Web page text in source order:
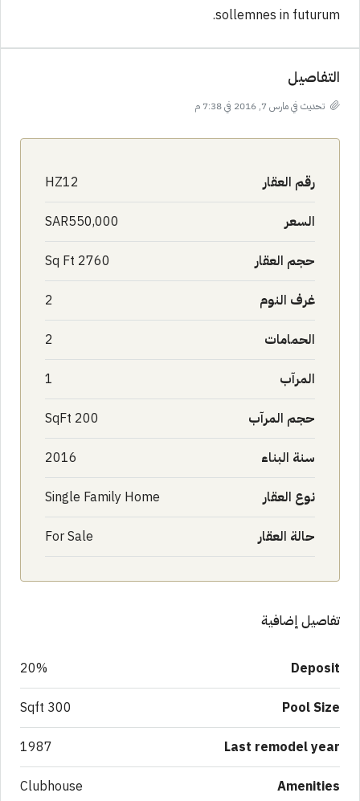
sollemnes in futurum.
التفاصيل
تحديث في مارس 7, 2016 في 7:38 م
رقم العقار HZ12
السعر SAR550,000
حجم العقار 2760 Sq Ft
غرف النوم 2
الحمامات 2
المرآب 1
حجم المرآب 200 SqFt
سنة البناء 2016
نوع العقار Single Family Home
حالة العقار For Sale
تفاصيل إضافية
Deposit
20%
Pool Size
300 Sqft
Last remodel year
1987
Amenities
Clubhouse